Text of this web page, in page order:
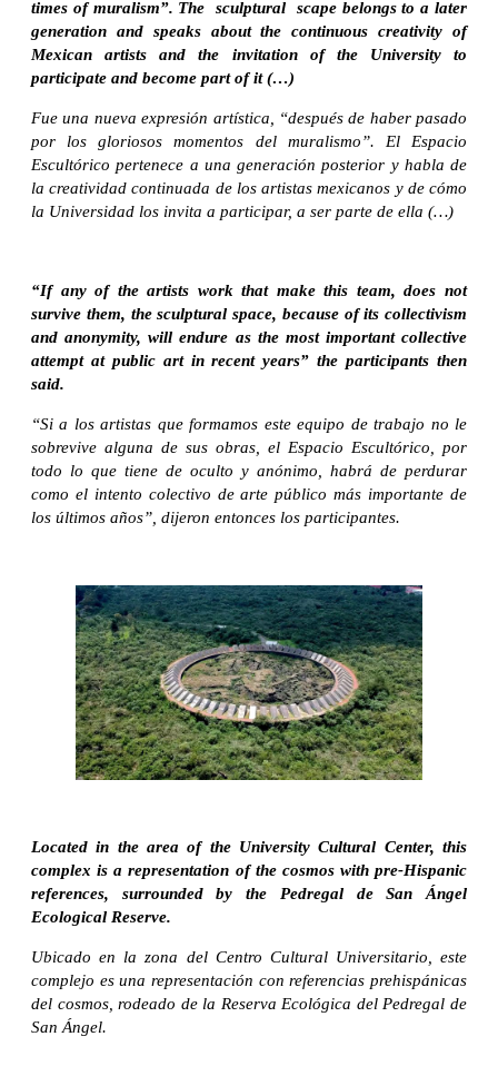
times of muralism”. The sculptural scape belongs to a later
generation and speaks about the continuous creativity of
Mexican artists and the invitation of the University to
participate and become part of it (…)
Fue una nueva expresión artística, “después de haber pasado
por los gloriosos momentos del muralismo”. El Espacio
Escultórico pertenece a una generación posterior y habla de
la creatividad continuada de los artistas mexicanos y de cómo
la Universidad los invita a participar, a ser parte de ella (…)
“If any of the artists work that make this team, does not
survive them, the sculptural space, because of its collectivism
and anonymity, will endure as the most important collective
attempt at public art in recent years” the participants then
said.
“Si a los artistas que formamos este equipo de trabajo no le
sobrevive alguna de sus obras, el Espacio Escultórico, por
todo lo que tiene de oculto y anónimo, habrá de perdurar
como el intento colectivo de arte público más importante de
los últimos años”, dijeron entonces los participantes.
Located in the area of the University Cultural Center, this
complex is a representation of the cosmos with pre-Hispanic
references, surrounded by the Pedregal de San Ángel
Ecological Reserve.
Ubicado en la zona del Centro Cultural Universitario, este
complejo es una representación con referencias prehispánicas
del cosmos, rodeado de la Reserva Ecológica del Pedregal de
San Ángel.